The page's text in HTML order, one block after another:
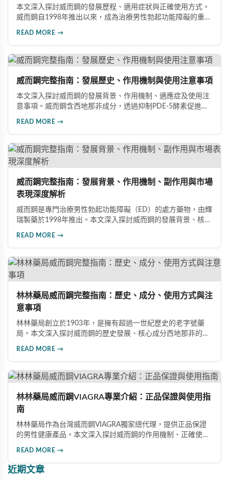
本文深入探討威而鋼的發展歷程、適用症狀與正確使用方式。
威而鋼自1998年推出以來，成為治療男性勃起功能障礙的重要
READ MORE →
威而鋼完整指南：發展歷史、作用機制與使用注意事項
本文深入探討威而鋼的發展背景、作用機制、適應症及使用注
意事項。威而鋼含西地那非成分，透過抑制PDE-5酵素促進血
READ MORE →
威而鋼完整指南：發展背景、作用機制、副作用與市場
表現深度解析
威而鋼是專門治療男性勃起功能障礙（ED）的處方藥物，由輝
瑞製藥於1998年推出。本文深入探討威而鋼的發展背景、核心
READ MORE →
林林藥局威而鋼完整指南：歷史、成分、使用方式與注
意事項
林林藥局創立於1903年，是擁有超過一世紀歷史的老字號藥
局。本文深入探討威而鋼的歷史發展、核心成分西地那非的作
READ MORE →
林林藥局威而鋼VIAGRA專業介紹：正品保證與使用指
南
林林藥局作為台灣威而鋼VIAGRA獨家總代理，提供正品保證
的男性健康產品。本文深入探討威而鋼的作用機制、正確使用
擇。
READ MORE →
近期文章